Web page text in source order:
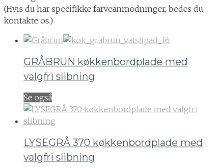
(Hvis du har specifikke farveanmodninger, bedes du
kontakte os.)
GRÅBRUN køkkenbordplade med
valgfri slibning
Se også
LYSEGRÅ 370 køkkenbordplade med
valgfri slibning